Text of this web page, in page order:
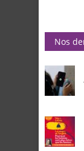
Nos